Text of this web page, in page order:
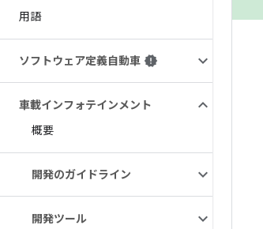
用語
ソフトウェア定義自動車
車載インフォテインメント
概要
開発のガイドライン
開発ツール